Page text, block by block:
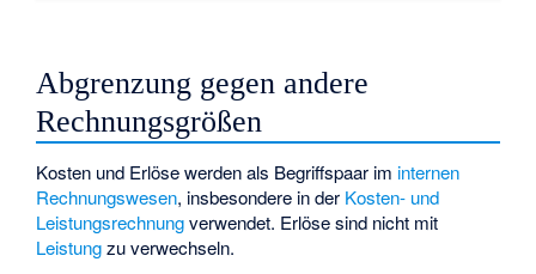
Abgrenzung gegen andere
Rechnungsgrößen
Kosten und Erlöse werden als Begriffspaar im internen
Rechnungswesen, insbesondere in der Kosten- und
Leistungsrechnungverwendet. Erlöse sind nicht mit
Leistungzu verwechseln.